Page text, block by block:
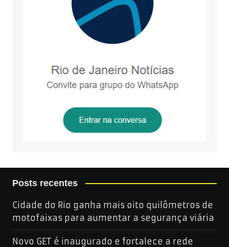
Posts recentes
Cidade do Rio ganha mais oito quilômetros de
motofaixas para aumentar a segurança viária
Novo GET é inaugurado e fortalece a rede